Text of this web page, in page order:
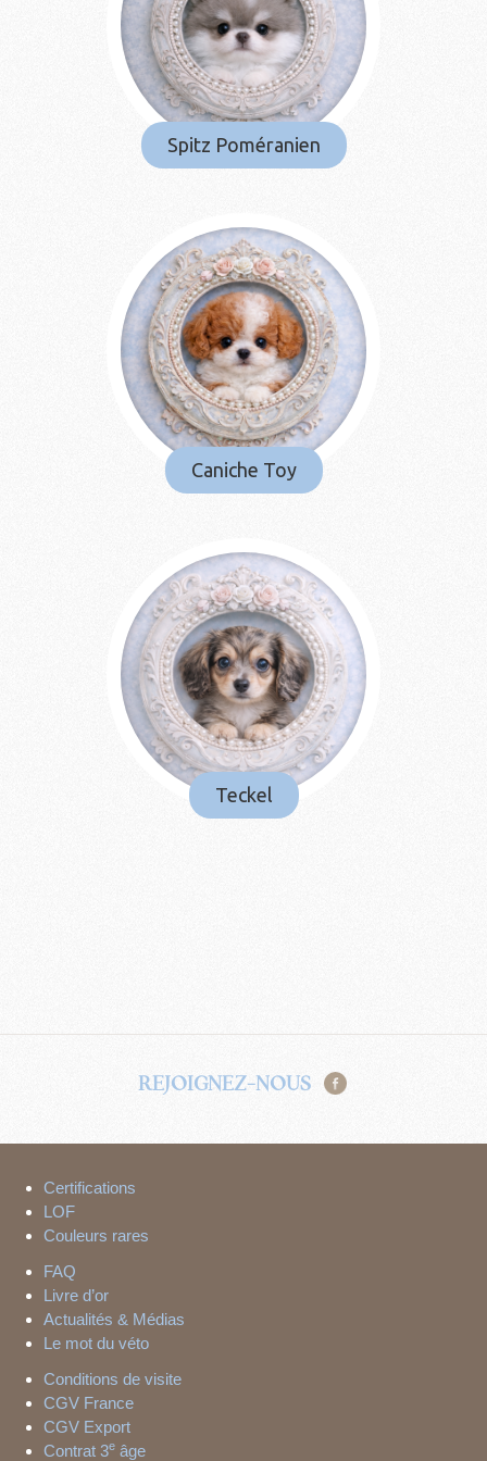
Spitz Poméranien
Caniche Toy
Teckel
REJOIGNEZ-NOUS
Certifications
LOF
Couleurs rares
FAQ
Livre d’or
Actualités & Médias
Le mot du véto
Conditions de visite
CGV France
CGV Export
Contrat 3e âge